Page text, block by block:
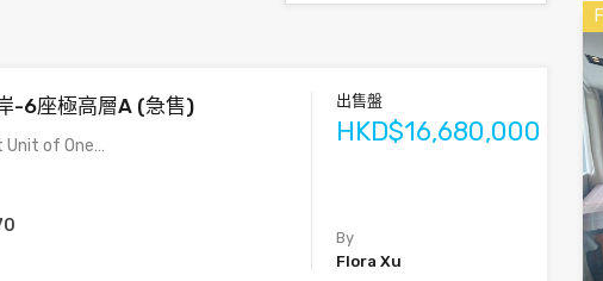
-6座極高層A (急售)
Unit of One…
出售盤
HKD$16,680,000
By
Flora Xu